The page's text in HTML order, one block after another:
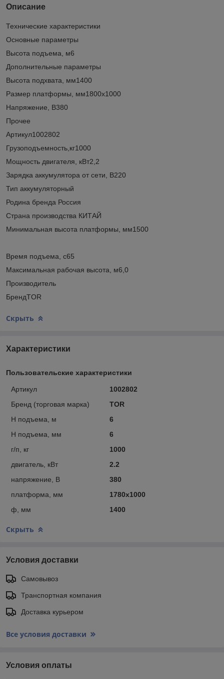
Описание
Технические характеристики
Основные параметры
Высота подъема, м6
Дополнительные параметры
Высота подхвата, мм1400
Размер платформы, мм1800х1000
Напряжение, В380
Прочее
Артикул1002802
Грузоподъемность,кг1000
Мощность двигателя, кВт2,2
Зарядка аккумулятора от сети, В220
Тип аккумуляторный
Родина бренда Россия
Страна производства КИТАЙ
Минимальная высота платформы, мм1500
Время подъема, с65
Максимальная рабочая высота, м6,0
Производитель
БрендTOR
Скрыть
Характеристики
Пользовательские характеристики
Артикул
1002802
Бренд (торговая марка)
TOR
Н подъема, м
6
Н подъема, мм
6
г/п, кг
1000
двигатель, кВт
2.2
напряжение, В
380
платформа, мм
1780х1000
ф, мм
1400
Скрыть
Условия доставки
Самовывоз
Транспортная компания
Доставка курьером
Все условия доставки
Условия оплаты